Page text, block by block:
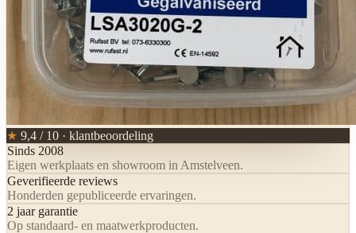
★ 9,4 / 10 · klantbeoordeling
Sinds 2008
Eigen werkplaats en showroom in Amstelveen.
Geverifieerde reviews
Honderden gepubliceerde ervaringen.
2 jaar garantie
Op standaard- en maatwerkproducten.